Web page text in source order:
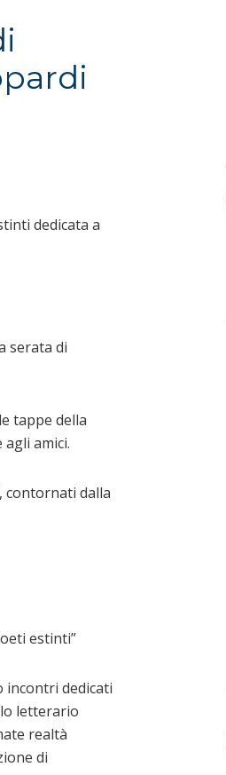
dedicata a
serata di
tappe della
amici.
contornati dalla
estinti”
incontri dedicati
letterario
realtà
di